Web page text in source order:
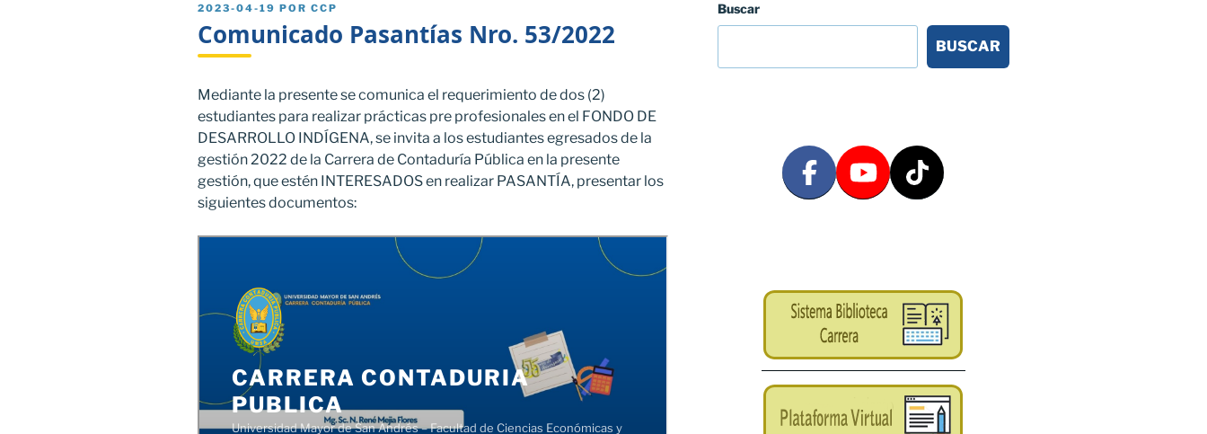
PUBLICADO
2023-04-19 POR CCP
Comunicado Pasantías Nro. 53/2022
Mediante la presente se comunica el requerimiento de dos (2)
estudiantes para realizar prácticas pre profesionales en el FONDO DE
DESARROLLO INDÍGENA, se invita a los estudiantes egresados de la
gestión 2022 de la Carrera de Contaduría Pública en la presente
gestión, que estén INTERESADOS en realizar PASANTÍA, presentar los
siguientes documentos:
Buscar
BUSCAR